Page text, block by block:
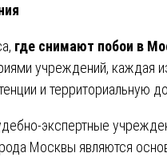
где снимают побои в
учреждений, каждая
и территориальную
экспертные
Москвы являются